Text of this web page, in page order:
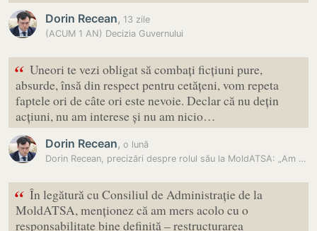
Dorin Recean, 13 zile
(ACUM 1 AN) Decizia Guvernului
“ Uneori te vezi obligat să combați ficțiuni pure,
absurde, însă din respect pentru cetățeni, vom repeta
faptele ori de câte ori este nevoie. Declar că nu dețin
acțiuni, nu am interese și nu am nicio…
Dorin Recean, o lună
Dorin Recean, precizări despre rolul său la MoldATSA: „Am mers acolo…
“ În legătură cu Consiliul de Administrație de la
MoldATSA, menționez că am mers acolo cu o
responsabilitate bine definită – restructurarea